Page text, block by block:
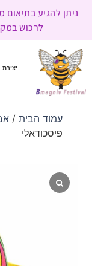
לרכוש במקום ,
עמוד הבית/
פיסכודאלי